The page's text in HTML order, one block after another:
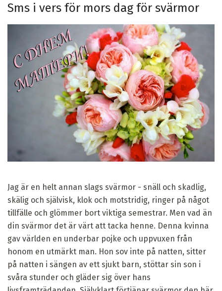
Sms i vers för mors dag för svärmor
Jag är en helt annan slags svärmor - snäll och skadlig,
skälig och självisk, klok och motstridig, ringer på något
tillfälle och glömmer bort viktiga semestrar. Men vad än
din svärmor det är värt att tacka henne. Denna kvinna
gav världen en underbar pojke och uppvuxen från
honom en utmärkt man. Hon sov inte på natten, sitter
på natten i sängen av ett sjukt barn, stöttar sin son i
svåra stunder och gläder sig över hans